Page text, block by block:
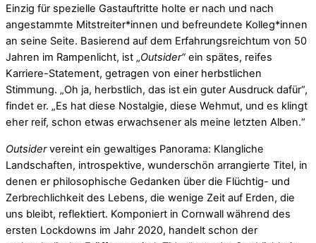
Einzig für spezielle Gastauftritte holte er nach und nach
angestammte Mitstreiter*innen und befreundete Kolleg*innen
an seine Seite. Basierend auf dem Erfahrungsreichtum von 50
Jahren im Rampenlicht, ist „Outsider“ein spätes, reifes
Karriere-Statement, getragen von einer herbstlichen
Stimmung. „Oh ja, herbstlich, das ist ein guter Ausdruck dafür“,
findet er. „Es hat diese Nostalgie, diese Wehmut, und es klingt
eher reif, schon etwas erwachsener als meine letzten Alben.“
Outsidervereint ein gewaltiges Panorama: Klangliche
Landschaften, introspektive, wunderschön arrangierte Titel, in
denen er philosophische Gedanken über die Flüchtig- und
Zerbrechlichkeit des Lebens, die wenige Zeit auf Erden, die
uns bleibt, reflektiert. Komponiert in Cornwall während des
ersten Lockdowns im Jahr 2020, handelt schon der